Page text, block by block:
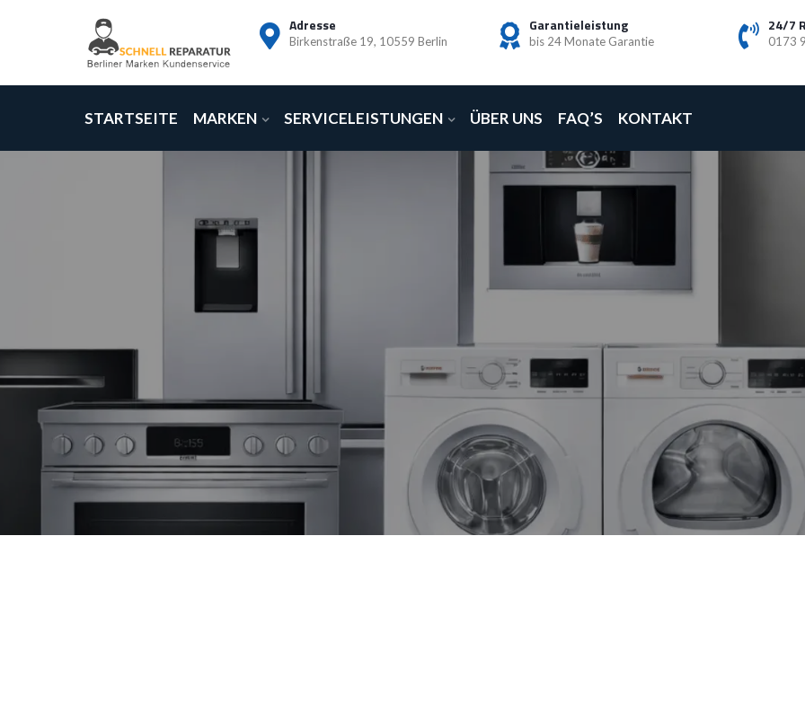
Adresse
Birkenstraße 19, 10559 Berlin
Garantieleistung
bis 24 Monate Garantie
24/7
0173
STARTSEITE MARKEN SERVICELEISTUNGEN ÜBER UNS FAQ’S KONTAKT